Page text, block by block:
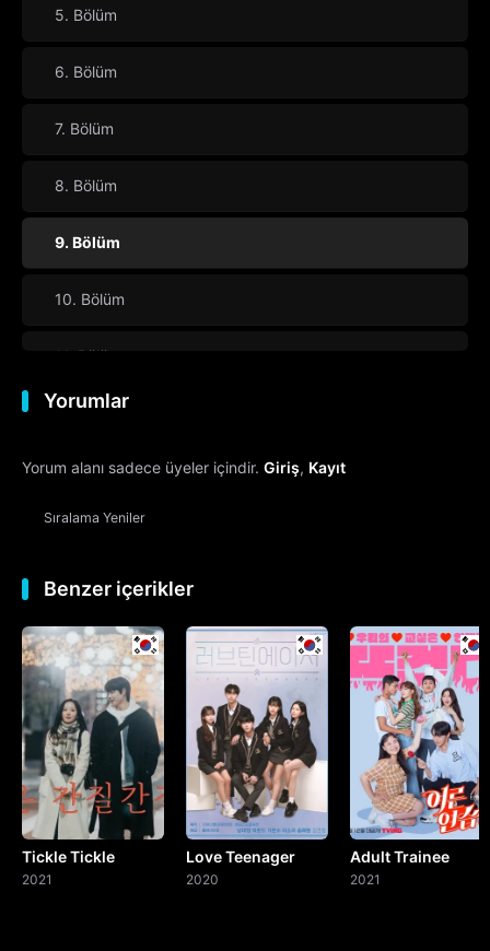
5. Bölüm
6. Bölüm
7. Bölüm
8. Bölüm
9. Bölüm
10. Bölüm
11. Bölüm
12. Bölüm
13. Bölüm
14. Bölüm
15. Bölüm
Yorumlar
Yorum alanı sadece üyeler içindir. Giriş, Kayıt
Sıralama Yeniler
Benzer içerikler
Tickle Tickle
2021
Love Teenager
2020
Adult Trainee
2021